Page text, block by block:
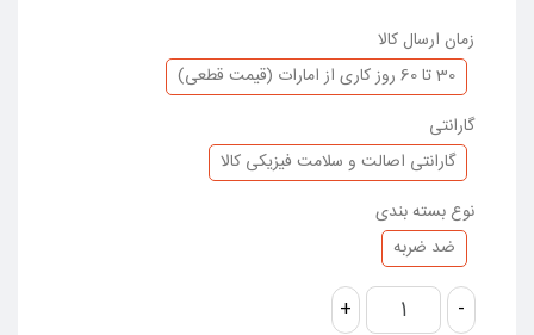
برابر محو شدن رنگ) در مقیاس 1 تا 8 است. طبق استانداردهای
صنعت، سطح نور 4 یا بالاتر برای مصارف خانگی مناسب است.
توانایی این پوشش برای مقاومت در برابر سایش برای تحمل
مبلمانی که هر روز در خانه استفاده می شود مناسب است.
این روکش به راحتی تمیز می شود زیرا قابل جدا شدن و
شستشو با ماشین لباسشویی است.
ایکیا را دارد.
فریم نشیمن: الوار چوبی چند لایه،ورق خرده چوب،تخته
زمان ارسال کالا
30 تا 60 روز کاری از امارات (قیمت قطعی)
گارانتی
گارانتی اصالت و سلامت فیزیکی کالا
نوع بسته بندی
ضد ضربه
-
+